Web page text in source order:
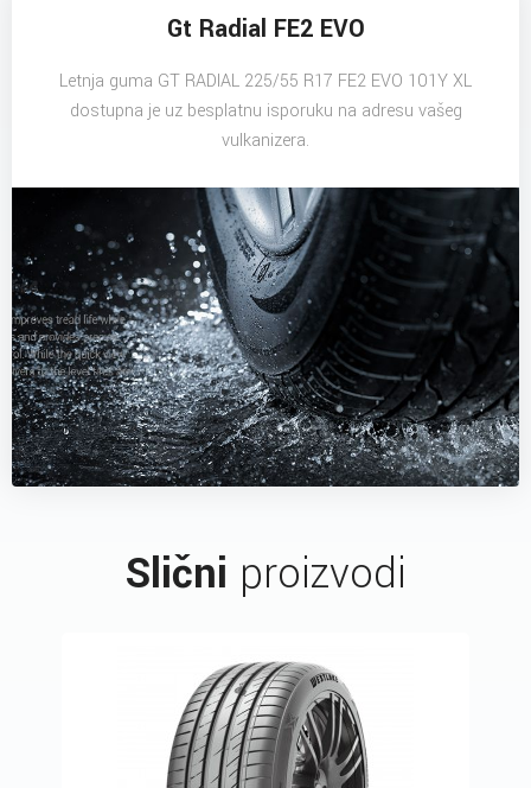
Gt Radial FE2 EVO
Letnja guma GT RADIAL 225/55 R17 FE2 EVO 101Y XL
dostupna je uz besplatnu isporuku na adresu vašeg
vulkanizera.
Slični proizvodi